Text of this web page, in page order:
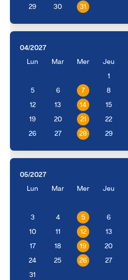
29 30 31
04/2027
Lun
Mar Mer Jeu
1
5 6 7 8
12 13 14 15
19 20 21 22
26 27 28 29
05/2027
Lun
Mar Mer Jeu
3 4 5 6
10 11 12 13
17 18 19 20
24 25 26 27
31